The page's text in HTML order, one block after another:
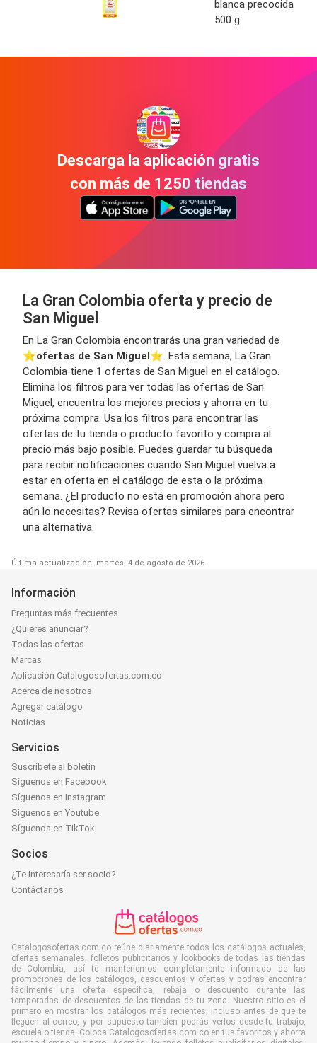
blanca precocida
500 g
Descarga la aplicación gratis
con más de 1250 tiendas
La Gran Colombia oferta y precio de
San Miguel
En La Gran Colombia encontrarás una gran variedad de
⭐️ofertas de San Miguel⭐️. Esta semana, La Gran
Colombia tiene 1 ofertas de San Miguel en el catálogo.
Elimina los filtros para ver todas las ofertas de San
Miguel, encuentra los mejores precios y ahorra en tu
próxima compra. Usa los filtros para encontrar las
ofertas de tu tienda o producto favorito y compra al
precio más bajo posible. Puedes guardar tu búsqueda
para recibir notificaciones cuando San Miguel vuelva a
estar en oferta en el catálogo de esta o la próxima
semana. ¿El producto no está en promoción ahora pero
aún lo necesitas? Revisa ofertas similares para encontrar
una alternativa.
Última actualización: martes, 4 de agosto de 2026
Información
Preguntas más frecuentes
¿Quieres anunciar?
Todas las ofertas
Marcas
Aplicación Catalogosofertas.com.co
Acerca de nosotros
Agregar catálogo
Noticias
Servicios
Suscríbete al boletín
Síguenos en Facebook
Síguenos en Instagram
Síguenos en Youtube
Síguenos en TikTok
Socios
¿Te interesaría ser socio?
Contáctanos
Catalogosofertas.com.co reúne diariamente todos los catálogos actuales,
ofertas semanales, folletos publicitarios y lookbooks de todas las tiendas
de Colombia, así te mantenemos completamente informado de las
promociones de los catálogos, descuentos y ofertas y podrás encontrar
fácilmente una oferta específica, rebaja o descuento durante las
temporadas de descuentos de las tiendas de tu zona. Nuestro sitio es el
primero en mostrar los catálogos más recientes, incluso antes de que te
lleguen al correo, y por supuesto también podrás verlos desde tu trabajo,
escuela o tienda. Coloca Catalogosofertas.com.co en tus favoritos y ahorra